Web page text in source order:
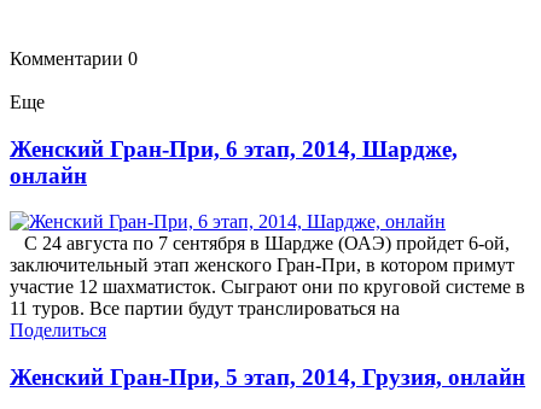
Комментарии 0
Еще
Женский Гран-При, 6 этап, 2014, Шардже,
онлайн
С 24 августа по 7 сентября в Шардже (ОАЭ) пройдет 6-ой,
заключительный этап женского Гран-При, в котором примут
участие 12 шахматисток. Сыграют они по круговой системе в
11 туров. Все партии будут транслироваться на
Поделиться
Женский Гран-При, 5 этап, 2014, Грузия, онлайн